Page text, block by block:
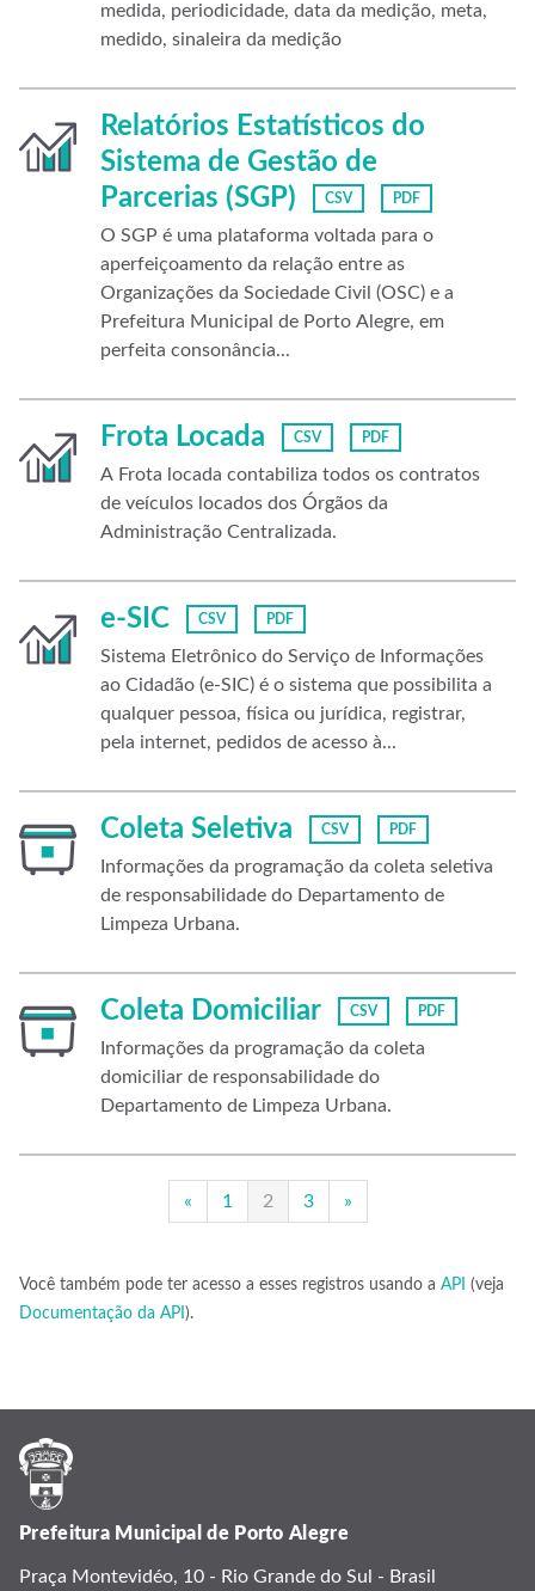
medida, periodicidade, data da medição, meta,
medido, sinaleira da medição
Relatórios Estatísticos do
Sistema de Gestão de
Parcerias (SGP)
CSV PDF
O SGP é uma plataforma voltada para o
aperfeiçoamento da relação entre as
Organizações da Sociedade Civil (OSC) e a
Prefeitura Municipal de Porto Alegre, em
perfeita consonância...
Frota Locada CSV PDF
A Frota locada contabiliza todos os contratos
de veículos locados dos Órgãos da
Administração Centralizada.
e-SIC CSV PDF
Sistema Eletrônico do Serviço de Informações
ao Cidadão (e-SIC) é o sistema que possibilita a
qualquer pessoa, física ou jurídica, registrar,
pela internet, pedidos de acesso à...
Coleta Seletiva CSV PDF
Informações da programação da coleta seletiva
de responsabilidade do Departamento de
Limpeza Urbana.
Coleta Domiciliar CSV PDF
Informações da programação da coleta
domiciliar de responsabilidade do
Departamento de Limpeza Urbana.
« 1 2 3 »
Você também pode ter acesso a esses registros usando a API (veja
Documentação da API ).
Prefeitura Municipal de Porto Alegre
Praça Montevidéo, 10 - Rio Grande do Sul - Brasil